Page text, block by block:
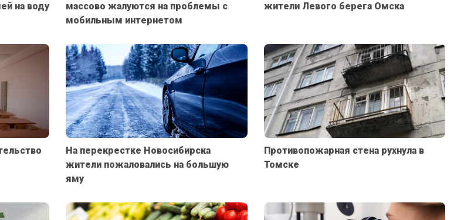
на воду
массово жалуются на проблемы с
мобильным интернетом
жители Левого берега Омска
На перекрестке Новосибирска
жители пожаловались на большую
яму
Противопожарная стена рухнула в
Томске